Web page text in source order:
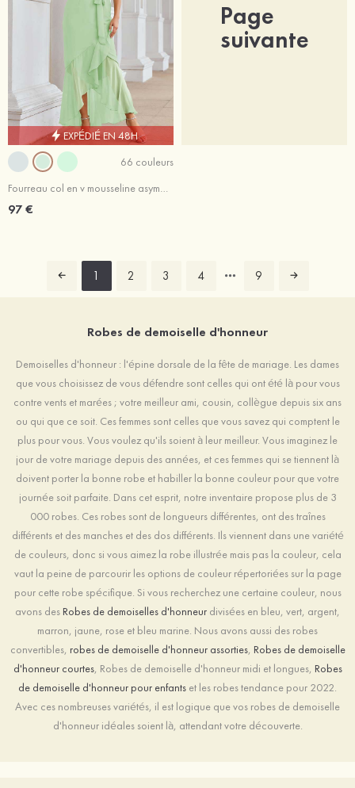
EXPÉDIÉ EN 48H
66 couleurs
Fourreau col en v mousseline asymétrique robe de demoiselle d'honneur
97 €
Page
suivante
1 2 3 4 9
Robes de demoiselle d'honneur
Demoiselles d'honneur : l'épine dorsale de la fête de mariage. Les dames
que vous choisissez de vous défendre sont celles qui ont été là pour vous
contre vents et marées ; votre meilleur ami, cousin, collègue depuis six ans
ou qui que ce soit. Ces femmes sont celles que vous savez qui comptent le
plus pour vous. Vous voulez qu'ils soient à leur meilleur. Vous imaginez le
jour de votre mariage depuis des années, et ces femmes qui se tiennent là
doivent porter la bonne robe et habiller la bonne couleur pour que votre
journée soit parfaite. Dans cet esprit, notre inventaire propose plus de 3
000 robes. Ces robes sont de longueurs différentes, ont des traînes
différents et des manches et des dos différents. Ils viennent dans une variété
de couleurs, donc si vous aimez la robe illustrée mais pas la couleur, cela
vaut la peine de parcourir les options de couleur répertoriées sur la page
pour cette robe spécifique. Si vous recherchez une certaine couleur, nous
avons des Robes de demoiselles d'honneur divisées en bleu, vert, argent,
marron, jaune, rose et bleu marine. Nous avons aussi des robes
convertibles, robes de demoiselle d'honneur assorties, Robes de demoiselle
d'honneur courtes, Robes de demoiselle d'honneur midi et longues, Robes
de demoiselle d'honneur pour enfants et les robes tendance pour 2022.
Avec ces nombreuses variétés, il est logique que vos robes de demoiselle
d'honneur idéales soient là, attendant votre découverte.